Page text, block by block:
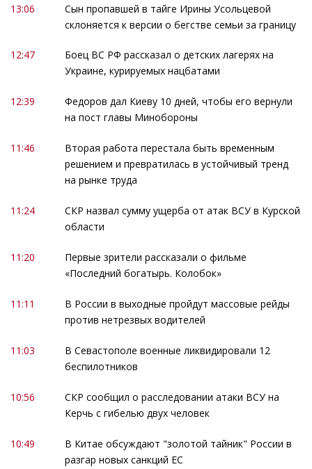
13:06
Сын пропавшей в тайге Ирины Усольцевой
склоняется к версии о бегстве семьи за границу
12:47
Боец ВС РФ рассказал о детских лагерях на
Украине, курируемых нацбатами
12:39
Федоров дал Киеву 10 дней, чтобы его вернули
на пост главы Минобороны
11:46
Вторая работа перестала быть временным
решением и превратилась в устойчивый тренд
на рынке труда
11:24
СКР назвал сумму ущерба от атак ВСУ в Курской
области
11:20
Первые зрители рассказали о фильме
«Последний богатырь. Колобок»
11:11
В России в выходные пройдут массовые рейды
против нетрезвых водителей
11:03
В Севастополе военные ликвидировали 12
беспилотников
10:56
СКР сообщил о расследовании атаки ВСУ на
Керчь с гибелью двух человек
10:49
В Китае обсуждают "золотой тайник" России в
разгар новых санкций ЕС